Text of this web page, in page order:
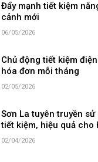
Đẩy mạnh tiết kiệm
cảnh mới
06/05/2026
Chủ động tiết kiệm
hóa đơn mỗi tháng
02/05/2026
Sơn La tuyên truyền
tiết kiệm, hiệu quả cho
02/04/2026